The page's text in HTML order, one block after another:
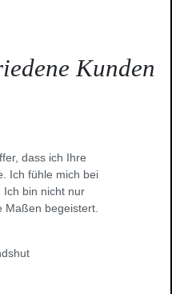
Kunden
dass ich Ihre
Ich fühle mich bei
Ich bin nicht nur
Maßen begeistert.